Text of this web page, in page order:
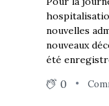
nouvelles
nouveaux
été
0